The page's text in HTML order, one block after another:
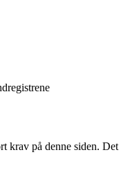
krav på denne siden. Det